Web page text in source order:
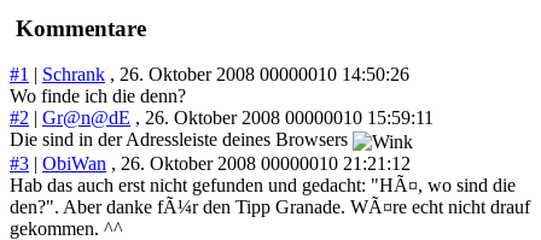
Kommentare
#1 | Schrank , 26. Oktober 2008 00000010 14:50:26
Wo finde ich die denn?
#2 | Gr@n@dE , 26. Oktober 2008 00000010 15:59:11
Die sind in der Adressleiste deines Browsers
#3 | ObiWan , 26. Oktober 2008 00000010 21:21:12
Hab das auch erst nicht gefunden und gedacht: "HÃ¤, wo sind die
den?". Aber danke fÃ¼r den Tipp Granade. WÃ¤re echt nicht drauf
gekommen. ^^